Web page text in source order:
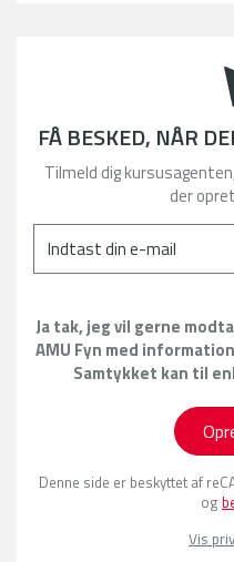
FÅ BESKED, NÅR
Tilmeld dig
der
Ja tak, jeg vil gerne
AMU Fyn med
Samtykket kan til
Denne side er beskyttet af
og
Vis